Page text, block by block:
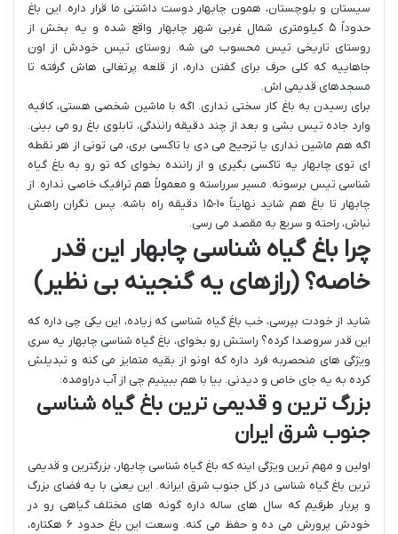
سیستان و بلوچستان، همون چابهار دوست داشتنی ما قرار داره. این باغ
حدوداً ۵ کیلومتری شمال غربی شهر چابهار واقع شده و یه بخش از
روستای تاریخی تیس محسوب می شه. روستای تیس خودش از اون
جاهاییه که کلی حرف برای گفتن داره، از قلعه پرتغالی هاش گرفته تا
مسجدهای قدیمی اش.
برای رسیدن به باغ کار سختی نداری. اگه با ماشین شخصی هستی، کافیه
وارد جاده تیس بشی و بعد از چند دقیقه رانندگی، تابلوی باغ رو می بینی.
اگه هم ماشین نداری یا ترجیح می دی با تاکسی بری، می تونی از هر نقطه
ای توی چابهار یه تاکسی بگیری و از راننده بخوای که تو رو به باغ گیاه
شناسی تیس برسونه. مسیر سرراسته و معمولاً هم ترافیک خاصی نداره. از
چابهار تا باغ هم شاید نهایتاً ۱۰-۱۵ دقیقه راه باشه. پس نگران راهش
نباش، راحته و سریع به مقصد می رسی.
چرا باغ گیاه شناسی چابهار این قدر
خاصه؟ (رازهای یه گنجینه بی نظیر)
شاید از خودت بپرسی، خب باغ گیاه شناسی که زیاده، این یکی چی داره که
این قدر سروصدا کرده؟ راستش رو بخوای، باغ گیاه شناسی چابهار یه سری
ویژگی های منحصربه فرد داره که اونو از بقیه متمایز می کنه و تبدیلش
کرده به یه جای خاص و دیدنی. بیا با هم ببینیم چی از آب دراومده:
بزرگ ترین و قدیمی ترین باغ گیاه شناسی
جنوب شرق ایران
اولین و مهم ترین ویژگی اینه که باغ گیاه شناسی چابهار، بزرگترین و قدیمی
ترین باغ گیاه شناسی در کل جنوب شرق ایرانه. این یعنی با یه فضای بزرگ
و پربار طرفیم که سال های ساله داره گونه های مختلف گیاهی رو در
خودش پرورش می ده و حفظ می کنه. وسعت این باغ حدود ۶ هکتاره،